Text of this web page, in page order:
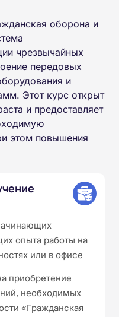
оборона и
чрезвычайных
передовых
и
Этот курс открыт
и предоставляет
этом повышения
опыта работы на
или в офисе
приобретение
необходимых
«Гражданская